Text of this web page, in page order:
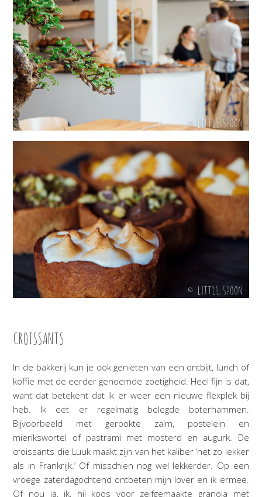
CROISSANTS
In de bakkerij kun je ook genieten van een ontbijt, lunch of
koffie met de eerder genoemde zoetigheid. Heel fijn is dat,
want dat betekent dat ik er weer een nieuwe flexplek bij
heb. Ik eet er regelmatig belegde boterhammen.
Bijvoorbeeld met gerookte zalm, postelein en
mierikswortel of pastrami met mosterd en augurk. De
croissants die Luuk maakt zijn van het kaliber ‘net zo lekker
als in Frankrijk.’ Of misschien nog wel lekkerder. Op een
vroege zaterdagochtend ontbeten mijn lover en ik ermee.
Of nou ja, ik, hij koos voor zelfgemaakte granola met